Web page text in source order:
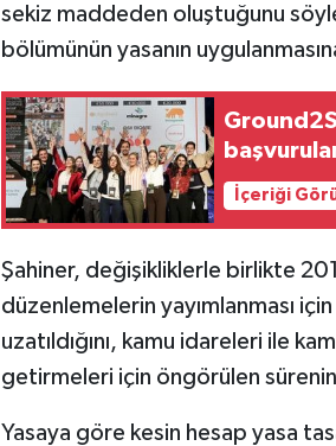
sekiz maddeden oluştuğunu
bölümünün yasanın
İçeriği
Şahiner, değişikliklerle birlikte
düzenlemelerin yayımlanması
uzatıldığını, kamu idareleri ile
getirmeleri için öngörülen
Yasaya göre kesin hesap yasa